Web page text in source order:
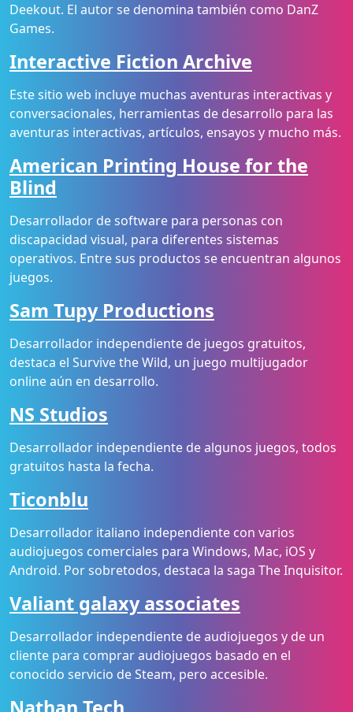
Deekout. El autor se denomina también como DanZ
Games.
Interactive Fiction Archive
Este sitio web incluye muchas aventuras interactivas y
conversacionales, herramientas de desarrollo para las
aventuras interactivas, artículos, ensayos y mucho más.
American Printing House for the
Blind
Desarrollador de software para personas con
discapacidad visual, para diferentes sistemas
operativos. Entre sus productos se encuentran algunos
juegos.
Sam Tupy Productions
Desarrollador independiente de juegos gratuitos,
destaca el Survive the Wild, un juego multijugador
online aún en desarrollo.
NS Studios
Desarrollador independiente de algunos juegos, todos
gratuitos hasta la fecha.
Ticonblu
Desarrollador italiano independiente con varios
audiojuegos comerciales para Windows, Mac, iOS y
Android. Por sobretodos, destaca la saga The Inquisitor.
Valiant galaxy associates
Desarrollador independiente de audiojuegos y de un
cliente para comprar audiojuegos basado en el
conocido servicio de Steam, pero accesible.